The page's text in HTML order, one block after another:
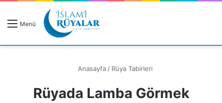
Menü
Anasayfa / Rüya Tabirleri
Rüyada Lamba Görmek